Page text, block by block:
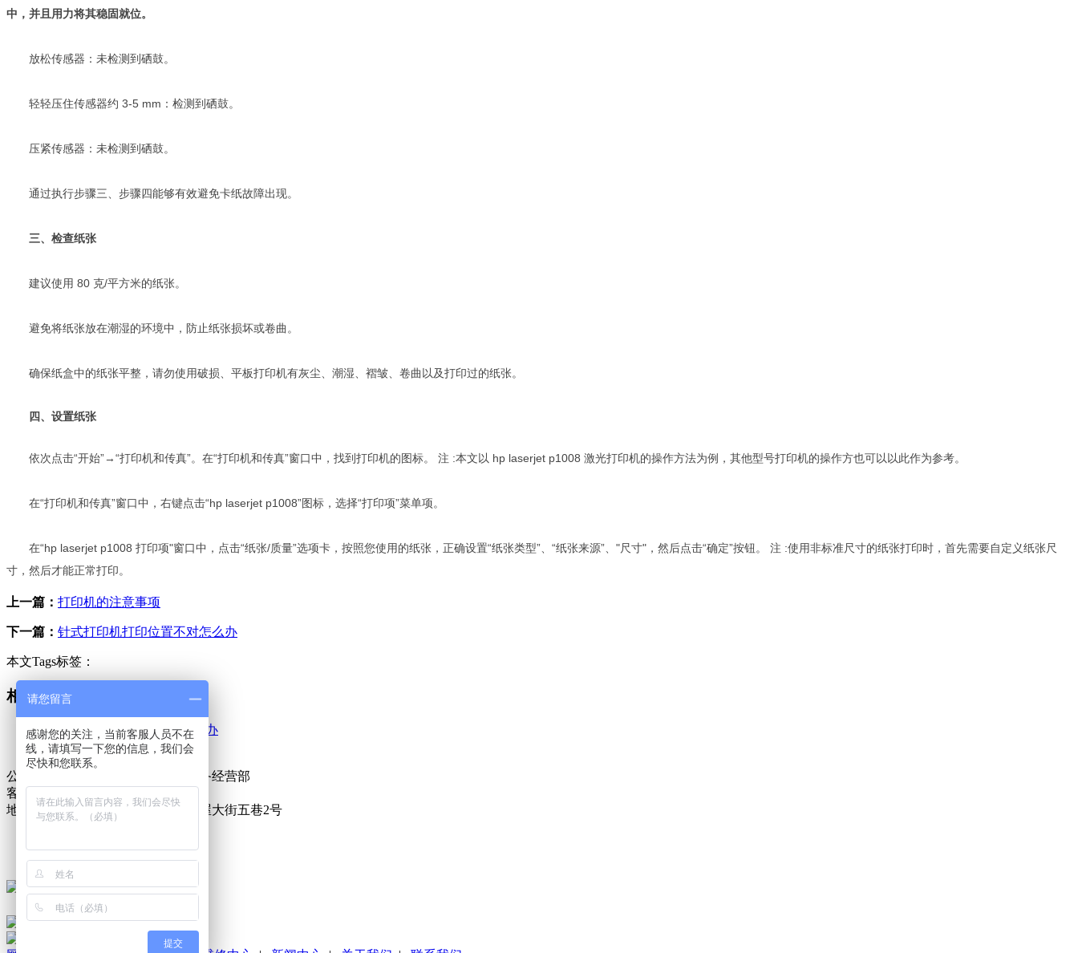
中，并且用力将其稳固就位。
放松传感器：未检测到硒鼓。
轻轻压住传感器约 3-5 mm：检测到硒鼓。
压紧传感器：未检测到硒鼓。
通过执行步骤三、步骤四能够有效避免卡纸故障出现。
三、检查纸张
建议使用 80 克/平方米的纸张。
避免将纸张放在潮湿的环境中，防止纸张损坏或卷曲。
确保纸盒中的纸张平整，请勿使用破损、平板打印机有灰尘、潮湿、褶皱、卷曲以及打印过的纸张。
四、设置纸张
依次点击“开始”→“打印机和传真”。在“打印机和传真”窗口中，找到打印机的图标。 注 :本文以 hp laserjet p1008 激光打印机的操作方法为例，其他型号打印机的操作方也可以以此作为参考。
在“打印机和传真”窗口中，右键点击“hp laserjet p1008”图标，选择“打印项”菜单项。
在“hp laserjet p1008 打印项"窗口中，点击“纸张/质量”选项卡，按照您使用的纸张，正确设置“纸张类型”、“纸张来源”、"尺寸"，然后点击“确定”按钮。 注 :使用非标准尺寸的纸张打印时，首先需要自定义纸张尺
寸，然后才能正常打印。
上一篇： 打印机的注意事项
下一篇： 针式打印机打印位置不对怎么办
本文Tags标签：
相关资讯
针式打印机打印位置不对怎么办
打印机的注意事项
公司名称：东莞市万江金诺办公设备经营部
客服电话：18925837671
地址：东莞市万江街道滘联社区麦屋大街五巷2号
粤公网安备 44190002003984号
请您留言
感谢您的关注，当前客服人员不在
线，请填写一下您的信息，我们会
尽快和您联系。
提交